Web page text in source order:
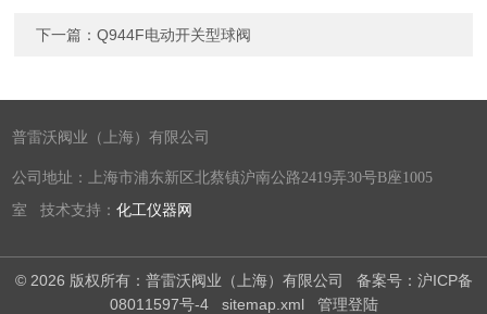
下一篇：Q944F电动开关型球阀
普雷沃阀业（上海）有限公司
公司地址：上海市浦东新区北蔡镇沪南公路2419弄30号B座1005
室 技术支持：化工仪器网
© 2026 版权所有：普雷沃阀业（上海）有限公司 备案号：沪ICP备
08011597号-4
sitemap.xml 管理登陆